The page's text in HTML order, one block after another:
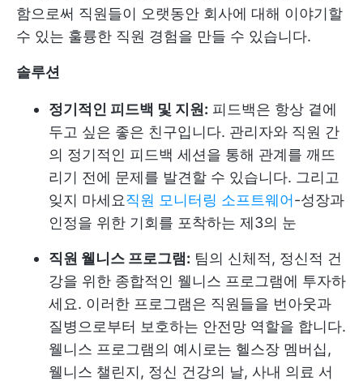
함으로써 직원들이 오랫동안 회사에 대해 이야기할
수 있는 훌륭한 직원 경험을 만들 수 있습니다.
솔루션
정기적인 피드백 및 지원: 피드백은 항상 곁에
두고 싶은 좋은 친구입니다. 관리자와 직원 간
의 정기적인 피드백 세션을 통해 관계를 깨뜨
리기 전에 문제를 발견할 수 있습니다. 그리고
잊지 마세요직원 모니터링 소프트웨어-성장과
인정을 위한 기회를 포착하는 제3의 눈
직원 웰니스 프로그램: 팀의 신체적, 정신적 건
강을 위한 종합적인 웰니스 프로그램에 투자하
세요. 이러한 프로그램은 직원들을 번아웃과
질병으로부터 보호하는 안전망 역할을 합니다.
웰니스 프로그램의 예시로는 헬스장 멤버십,
웰니스 챌린지, 정신 건강의 날, 사내 의료 서